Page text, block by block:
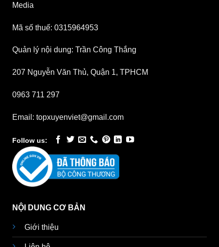
Media
Mã số thuế: 0315964953
Quản lý nội dung: Trần Công Thắng
207 Nguyễn Văn Thủ, Quận 1, TPHCM
0963 711 297
Email: topxuyenviet@gmail.com
Follow us:
NỘI DUNG CƠ BẢN
Giới thiệu